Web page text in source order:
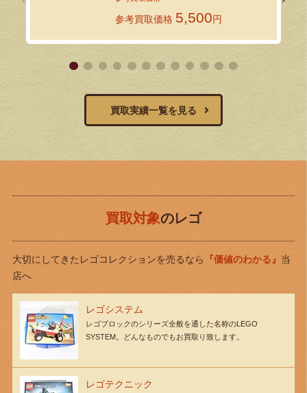
参考買取価格 5,500円
買取実績一覧を見る
買取対象のレゴ
大切にしてきたレゴコレクションを売るなら 『価値のわかる』 当
店へ
レゴシステム
レゴブロックのシリーズ全般を通した名称のLEGO
SYSTEM。どんなものでもお買取り致します。
レゴテクニック